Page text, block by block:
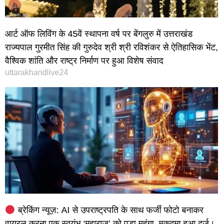
आर्ट ऑफ लिविंग के 45वें स्थापना वर्ष पर बेंगलुरु में उत्तराखंड
राज्यपाल गुरमीत सिंह की गुरुदेव श्री श्री रविशंकर से ऐतिहासिक भेंट,
वैश्विक शांति और राष्ट्र निर्माण पर हुआ विशेष संवाद
uttarakhandlive24
ब्रेकिंग न्यूज़: AI से उपराष्ट्रपति के साथ फर्जी फोटो बनाकर